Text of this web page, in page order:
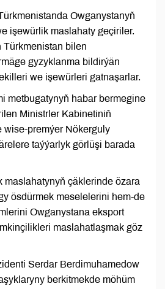
Owganystanyň
işewürlik maslahaty geçiriler.
Türkmenistan bilen
gyzyklanma bildirýän
we işewürleri gatnaşarlar.
metbugatynyň habar bermegine
Ministrler Kabinetiniň
wise-premýer Nökerguly
taýýarlyk görlüşi barada
maslahatynyň çäklerinde özara
ösdürmek meselelerini hem-de
Owganystana eksport
maslahatlaşmak göz
Serdar Berdimuhamedow
berkitmekde möhüm